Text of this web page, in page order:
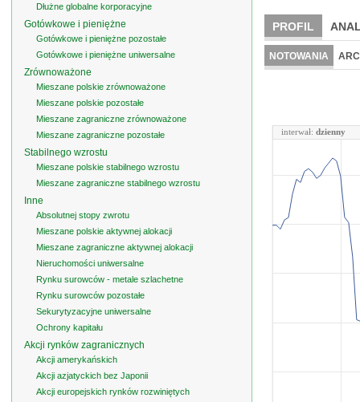
PROFIL
NOTOWANIA
interwał: dzienny
Dłużne globalne korporacyjne
Gotówkowe i pieniężne
Gotówkowe i pieniężne pozostałe
Gotówkowe i pieniężne uniwersalne
Zrównoważone
Mieszane polskie zrównoważone
Mieszane polskie pozostałe
Mieszane zagraniczne zrównoważone
Mieszane zagraniczne pozostałe
Stabilnego wzrostu
Mieszane polskie stabilnego wzrostu
Mieszane zagraniczne stabilnego wzrostu
Inne
Absolutnej stopy zwrotu
Mieszane polskie aktywnej alokacji
Mieszane zagraniczne aktywnej alokacji
Nieruchomości uniwersalne
Rynku surowców - metale szlachetne
Rynku surowców pozostałe
Sekurytyzacyjne uniwersalne
Ochrony kapitału
Akcji rynków zagranicznych
Akcji amerykańskich
Akcji azjatyckich bez Japonii
Akcji europejskich rynków rozwiniętych